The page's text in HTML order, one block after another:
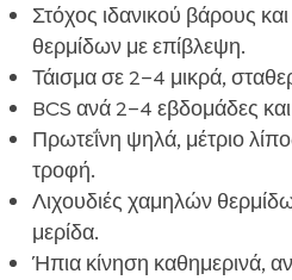
Στόχος ιδανικού βάρους
θερμίδων με επίβλεψη.
Τάισμα σε 2–4 μικρά,
BCS ανά 2–4 εβδομάδες
Πρωτεΐνη ψηλά, μέτριο
τροφή.
Λιχουδιές χαμηλών
μερίδα.
Ήπια κίνηση καθημερινά,